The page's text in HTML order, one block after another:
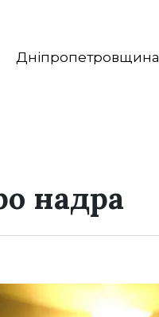
Дніпропетровщина
надра